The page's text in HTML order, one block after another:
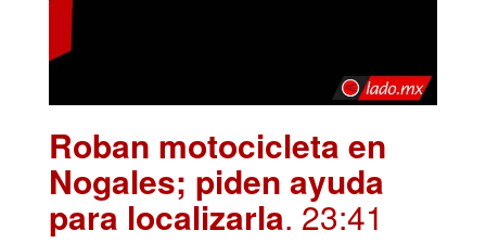
Roban motocicleta en
Nogales; piden ayuda
para localizarla. 23:41